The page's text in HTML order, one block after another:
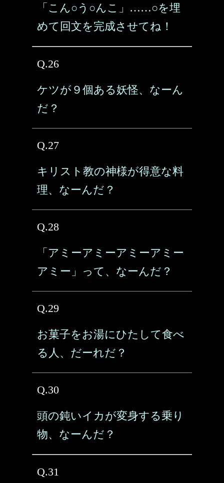
「こん○う○んこ」……○を埋
めて回文を完成させてね！
Q.26
ケツが９個ある妖怪、なーん
だ？
Q.27
キリスト教の神様が得意な料
理、なーんだ？
Q.28
「アミーアミーアミーアミー
アミー」って、なーんだ？
Q.29
お菓子をお湯にひたして食べ
る人、だーれだ？
Q.30
頭の鈍いイカが変身する乗り
物、なーんだ？
Q.31